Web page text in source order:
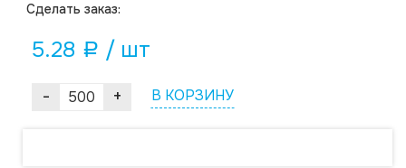
Cделать заказ:
5.28 a / шт
- + В КОРЗИНУ